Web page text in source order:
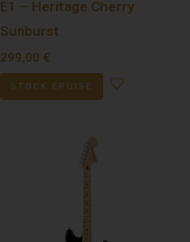
E1 – Heritage Cherry
Sunburst
299,00 €
STOCK ÉPUISÉ